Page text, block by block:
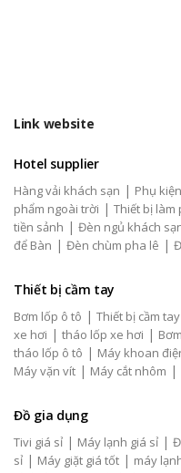
Link website
Hotel supplier
Hàng vải khách sạn | Phụ
phẩm ngoài trời | Thiết bị làm
tiền sảnh | Đèn ngủ khách
để Bàn | Đèn chùm pha lê |
Thiết bị cầm tay
Bơm lốp ô tô | Thiết bị cầm tay
xe hơi | tháo lốp xe hơi |
tháo lốp ô tô | Máy khoan
Máy vặn vít | Máy cắt nhôm |
Đồ gia dụng
Tivi giá sỉ | Máy lạnh giá sỉ |
sỉ | Máy giặt giá tốt | máy